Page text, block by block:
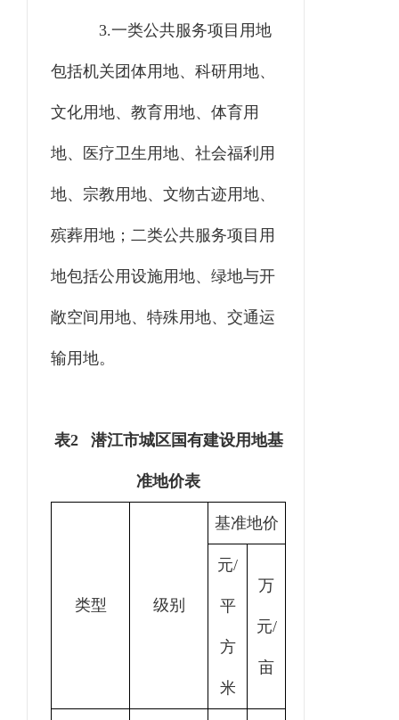
3.一类公共服务项目用地
包括机关团体用地、科研用地、
文化用地、教育用地、体育用
地、医疗卫生用地、社会福利用
地、宗教用地、文物古迹用地、
殡葬用地；二类公共服务项目用
地包括公用设施用地、绿地与开
敞空间用地、特殊用地、交通运
输用地。
表2 潜江市城区国有建设用地基
准地价表
类型 级别
基准地价
元/
平
方
米
万
元/
亩